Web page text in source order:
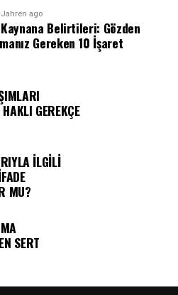
Jahren ago
Kaynana Belirtileri: Gözden
Gereken 10 İşaret
GEREKÇE
İLGİLİ
MU?
SERT